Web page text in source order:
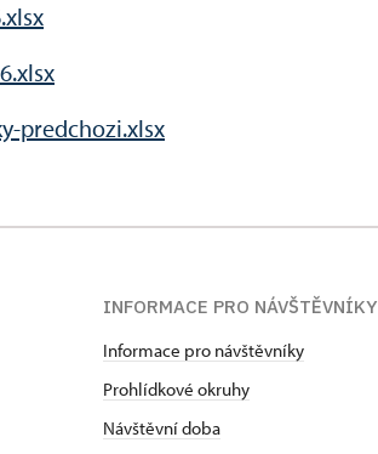
predchozi.xlsx
INFORMACE PRO NÁVŠTĚVNÍKY
Informace pro návštěvníky
Prohlídkové okruhy
Návštěvní doba